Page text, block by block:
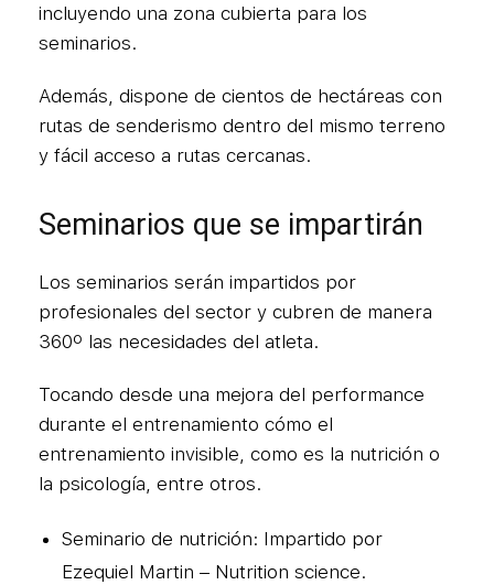
incluyendo una zona cubierta para los
seminarios.
Además, dispone de cientos de hectáreas con
rutas de senderismo dentro del mismo terreno
y fácil acceso a rutas cercanas.
Seminarios que se impartirán
Los seminarios serán impartidos por
profesionales del sector y cubren de manera
360º las necesidades del atleta.
Tocando desde una mejora del performance
durante el entrenamiento cómo el
entrenamiento invisible, como es la nutrición o
la psicología, entre otros.
Seminario de nutrición: Impartido por
Ezequiel Martin – Nutrition science.